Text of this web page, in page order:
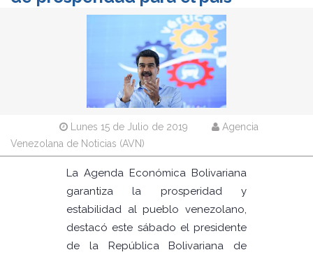
Lunes 15 de Julio de 2019
Agencia
Venezolana de Noticias (AVN)
La Agenda Económica Bolivariana
garantiza la prosperidad y
estabilidad al pueblo venezolano,
destacó este sábado el presidente
de la República Bolivariana de